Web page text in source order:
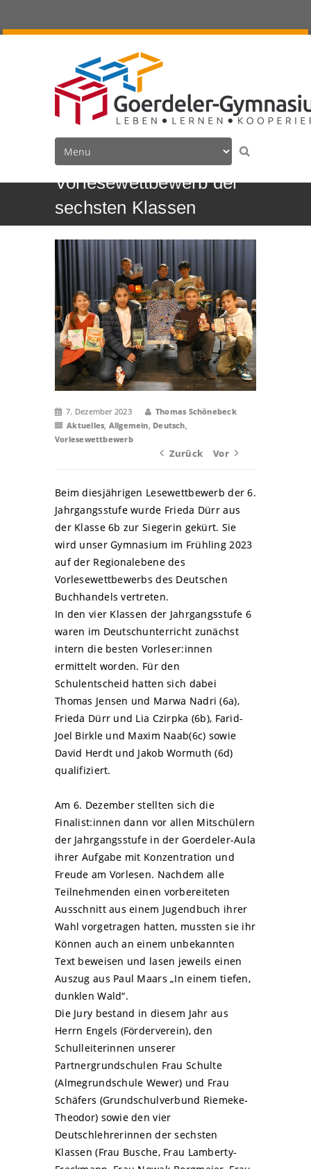
Vorlesewettbewerb der
sechsten Klassen
7. Dezember 2023
Thomas Schönebeck
Aktuelles Allgemein Deutsch
Vorlesewettbewerb
Zurück Vor
Beim diesjährigen Lesewettbewerb der 6.
Jahrgangsstufe wurde Frieda Dürr aus
der Klasse 6b zur Siegerin gekürt. Sie
wird unser Gymnasium im Frühling 2023
auf der Regionalebene des
Vorlesewettbewerbs des Deutschen
Buchhandels vertreten.
In den vier Klassen der Jahrgangsstufe 6
waren im Deutschunterricht zunächst
intern die besten Vorleser:innen
ermittelt worden. Für den
Schulentscheid hatten sich dabei
Thomas Jensen und Marwa Nadri (6a),
Frieda Dürr und Lia Czirpka (6b), Farid-
Joel Birkle und Maxim Naab(6c) sowie
David Herdt und Jakob Wormuth (6d)
qualifiziert.
Am 6. Dezember stellten sich die
Finalist:innen dann vor allen Mitschülern
der Jahrgangsstufe in der Goerdeler-Aula
ihrer Aufgabe mit Konzentration und
Freude am Vorlesen. Nachdem alle
Teilnehmenden einen vorbereiteten
Ausschnitt aus einem Jugendbuch ihrer
Wahl vorgetragen hatten, mussten sie ihr
Können auch an einem unbekannten
Text beweisen und lasen jeweils einen
Auszug aus Paul Maars „In einem tiefen,
dunklen Wald“.
Die Jury bestand in diesem Jahr aus
Herrn Engels (Förderverein), den
Schulleiterinnen unserer
Partnergrundschulen Frau Schulte
(Almegrundschule Wewer) und Frau
Schäfers (Grundschulverbund Riemeke-
Theodor) sowie den vier
Deutschlehrerinnen der sechsten
Klassen (Frau Busche, Frau Lamberty-